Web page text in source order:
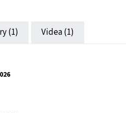
(1) Videa (1)